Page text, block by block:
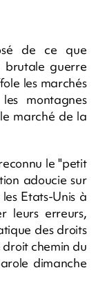
de ce que
brutale guerre
les marchés
montagnes
marché de la
le "petit
adoucie sur
Etats-Unis à
leurs erreurs,
des droits
chemin du
dimanche